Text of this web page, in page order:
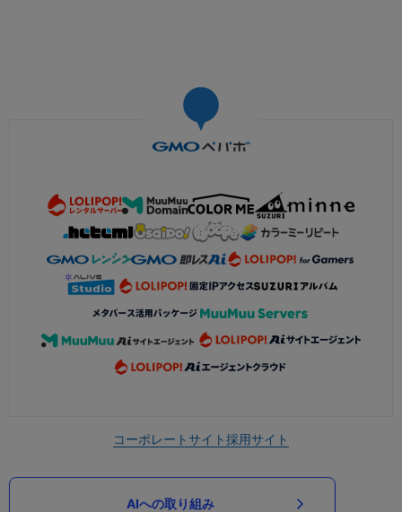
コーポレートサイト採用サイト
AIへの取り組み